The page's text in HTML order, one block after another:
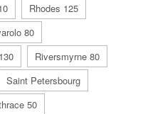
Rhodes 125
80
Riversmyrne 80
Saint Petersbourg
50